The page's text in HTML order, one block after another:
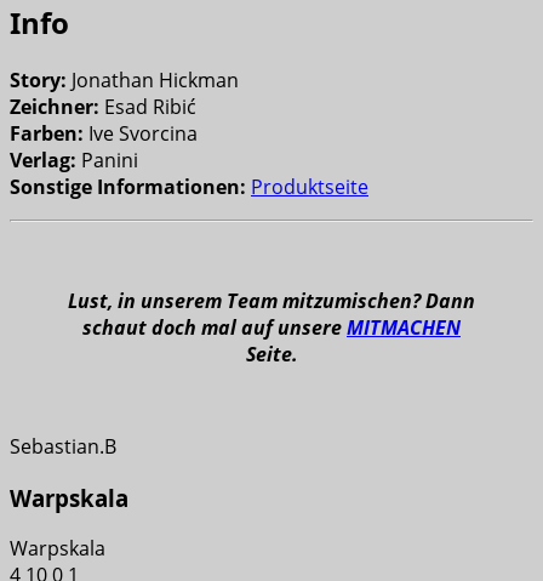
Info
Story: Jonathan Hickman
Zeichner: Esad Ribić
Farben: Ive Svorcina
Verlag: Panini
Sonstige Informationen: Produktseite
Lust, in unserem Team mitzumischen? Dann
schaut doch mal auf unsereMITMACHEN
Seite.
Sebastian.B
Warpskala
Warpskala
4 100 1